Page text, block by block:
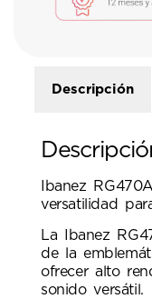
Descripción
Ibanez
versatilidad
La Ibanez
de la
ofrecer alto
sonido